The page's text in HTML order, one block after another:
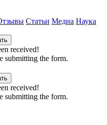
Статьи Медиа Наука
received!
submitting the form.
received!
submitting the form.